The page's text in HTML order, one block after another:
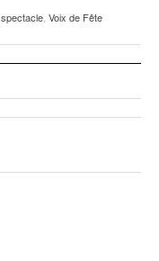
spectacle, Voix de Fête